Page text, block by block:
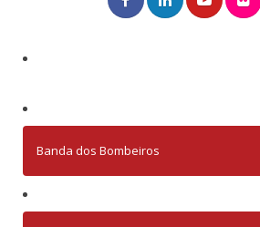
Banda dos Bombeiros